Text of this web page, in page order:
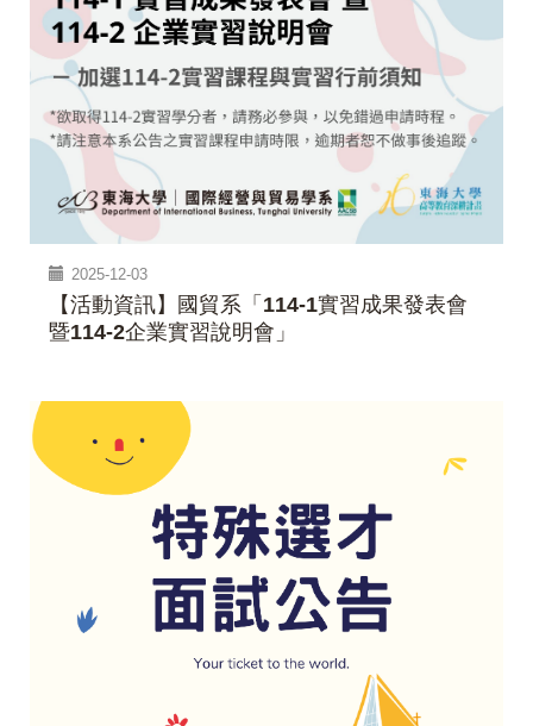
2025-12-03
【活動資訊】國貿系「114-1實習成果發表會
暨114-2企業實習說明會」